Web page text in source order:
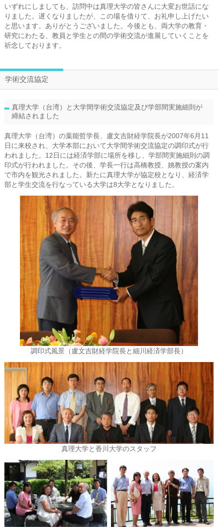
いずれにしましても、訪問中は真理大学の皆さんに大変お世話にな
りました。遅くなりましたが、この場を借りて、お礼申し上げたい
と思います。ありがとうございました。今後とも、両大学の教育・
研究にわたる、教員と学生との間の学術交流が進展していくことを
祈念しております。
学術交流協定
真理大学（台湾）と大学間学術交流協定及び学部間実施細則が
締結されました
真理大学（台湾）の葉能哲学長、盧文吉財経学院長が2007年6月11
日に来校され、大学本部において大学間学術交流協定の調印式が行
われました。12日には経済学部に場所を移し、学部間実施細則の調
印式が行われました。その後、学長一行は高橋教授、姚教授の案内
で市内を観光されました。新たに真理大学が協定校となり、経済学
部と学生交流を行なっている大学は8大学となりました。
調印式風景（盧文吉財経学院長と細川経済学部長）
真理大学と香川大学のスタッフ